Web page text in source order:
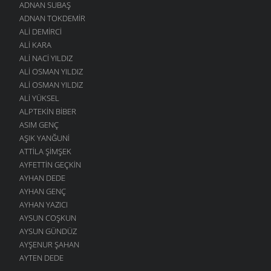
UNUTMA
4 MART 2006
BEN
4 MART 2006
SENI BEKLIYOR
4 MART 2006
HELE SENSIZ HIÇ
4 MART 2006
İNSANOĞLU KOŞUYOR
4 MART 2006
DILE GELIN
4 MART 2006
ARTVIN’E TÜRKÜ
27 EYLÜL 2004
ANA OĞUL TELEFONDA
17 AĞUSTOS 2004
GÖRDÜM
ADNAN SUBAŞ
ADNAN TOKDEMIR
ALI DEMIRCI
ALI KARA
ALI NACI YILDIZ
ALI OSMAN YILDIZ
ALI OSMAN YILDIZ
ALI YÜKSEL
ALPTEKIN BIBER
ASIM GENÇ
AŞIK YANĞUNI
ATTILA ŞIMŞEK
AYFETTIN GEÇKIN
AYHAN DEDE
AYHAN GENÇ
AYHAN YAZICI
AYSUN COŞKUN
AYSUN GÜNDÜZ
AYŞENUR ŞAHAN
AYTEN DEDE